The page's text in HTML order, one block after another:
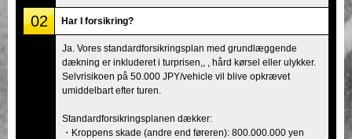
02 Har I forsikring?
Ja. Vores standardforsikringsplan med grundlæggende
dækning er inkluderet i turprisen,, , hård kørsel eller ulykker.
Selvrisikoen på 50.000 JPY/vehicle vil blive opkrævet
umiddelbart efter turen.
Standardforsikringsplanen dækker:
・Kroppens skade (andre end føreren): 800.000.000 yen